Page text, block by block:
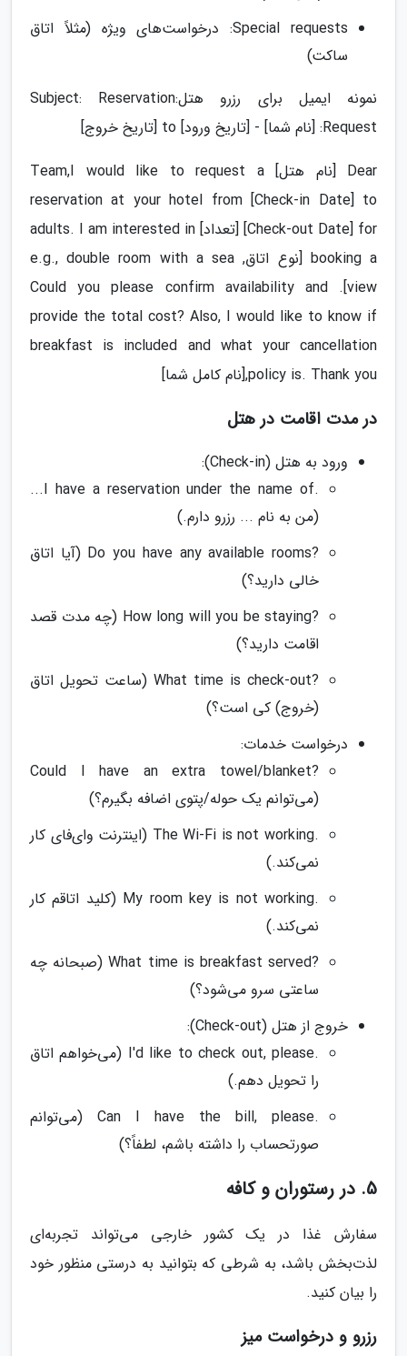
Special requests: درخواست‌های ویژه (مثلاً اتاق
ساکت)
نمونه ایمیل برای رزرو هتل:Subject: Reservation
Request: [نام شما] - [تاریخ ورود] to [تاریخ خروج]
Dear [نام هتل] Team,I would like to request a
reservation at your hotel from [Check-in Date] to
[Check-out Date] for [تعداد] adults. I am interested in
booking a [نوع اتاق, e.g., double room with a sea
view]. Could you please confirm availability and
provide the total cost? Also, I would like to know if
breakfast is included and what your cancellation
policy is. Thank you,[نام کامل شما]
در مدت اقامت در هتل
ورود به هتل (Check-in):
.I have a reservation under the name of...
(من به نام ... رزرو دارم.)
?Do you have any available rooms (آیا اتاق
خالی دارید؟)
?How long will you be staying (چه مدت قصد
اقامت دارید؟)
?What time is check-out (ساعت تحویل اتاق
(خروج) کی است؟)
درخواست خدمات:
?Could I have an extra towel/blanket
(می‌توانم یک حوله/پتوی اضافه بگیرم؟)
.The Wi-Fi is not working (اینترنت وای‌فای کار
نمی‌کند.)
.My room key is not working (کلید اتاقم کار
نمی‌کند.)
?What time is breakfast served (صبحانه چه
ساعتی سرو می‌شود؟)
خروج از هتل (Check-out):
.I'd like to check out, please (می‌خواهم اتاق
را تحویل دهم.)
.Can I have the bill, please (می‌توانم
صورتحساب را داشته باشم، لطفاً؟)
5. در رستوران و کافه
سفارش غذا در یک کشور خارجی می‌تواند تجربه‌ای
لذت‌بخش باشد، به شرطی که بتوانید به درستی منظور خود
را بیان کنید.
رزرو و درخواست میز